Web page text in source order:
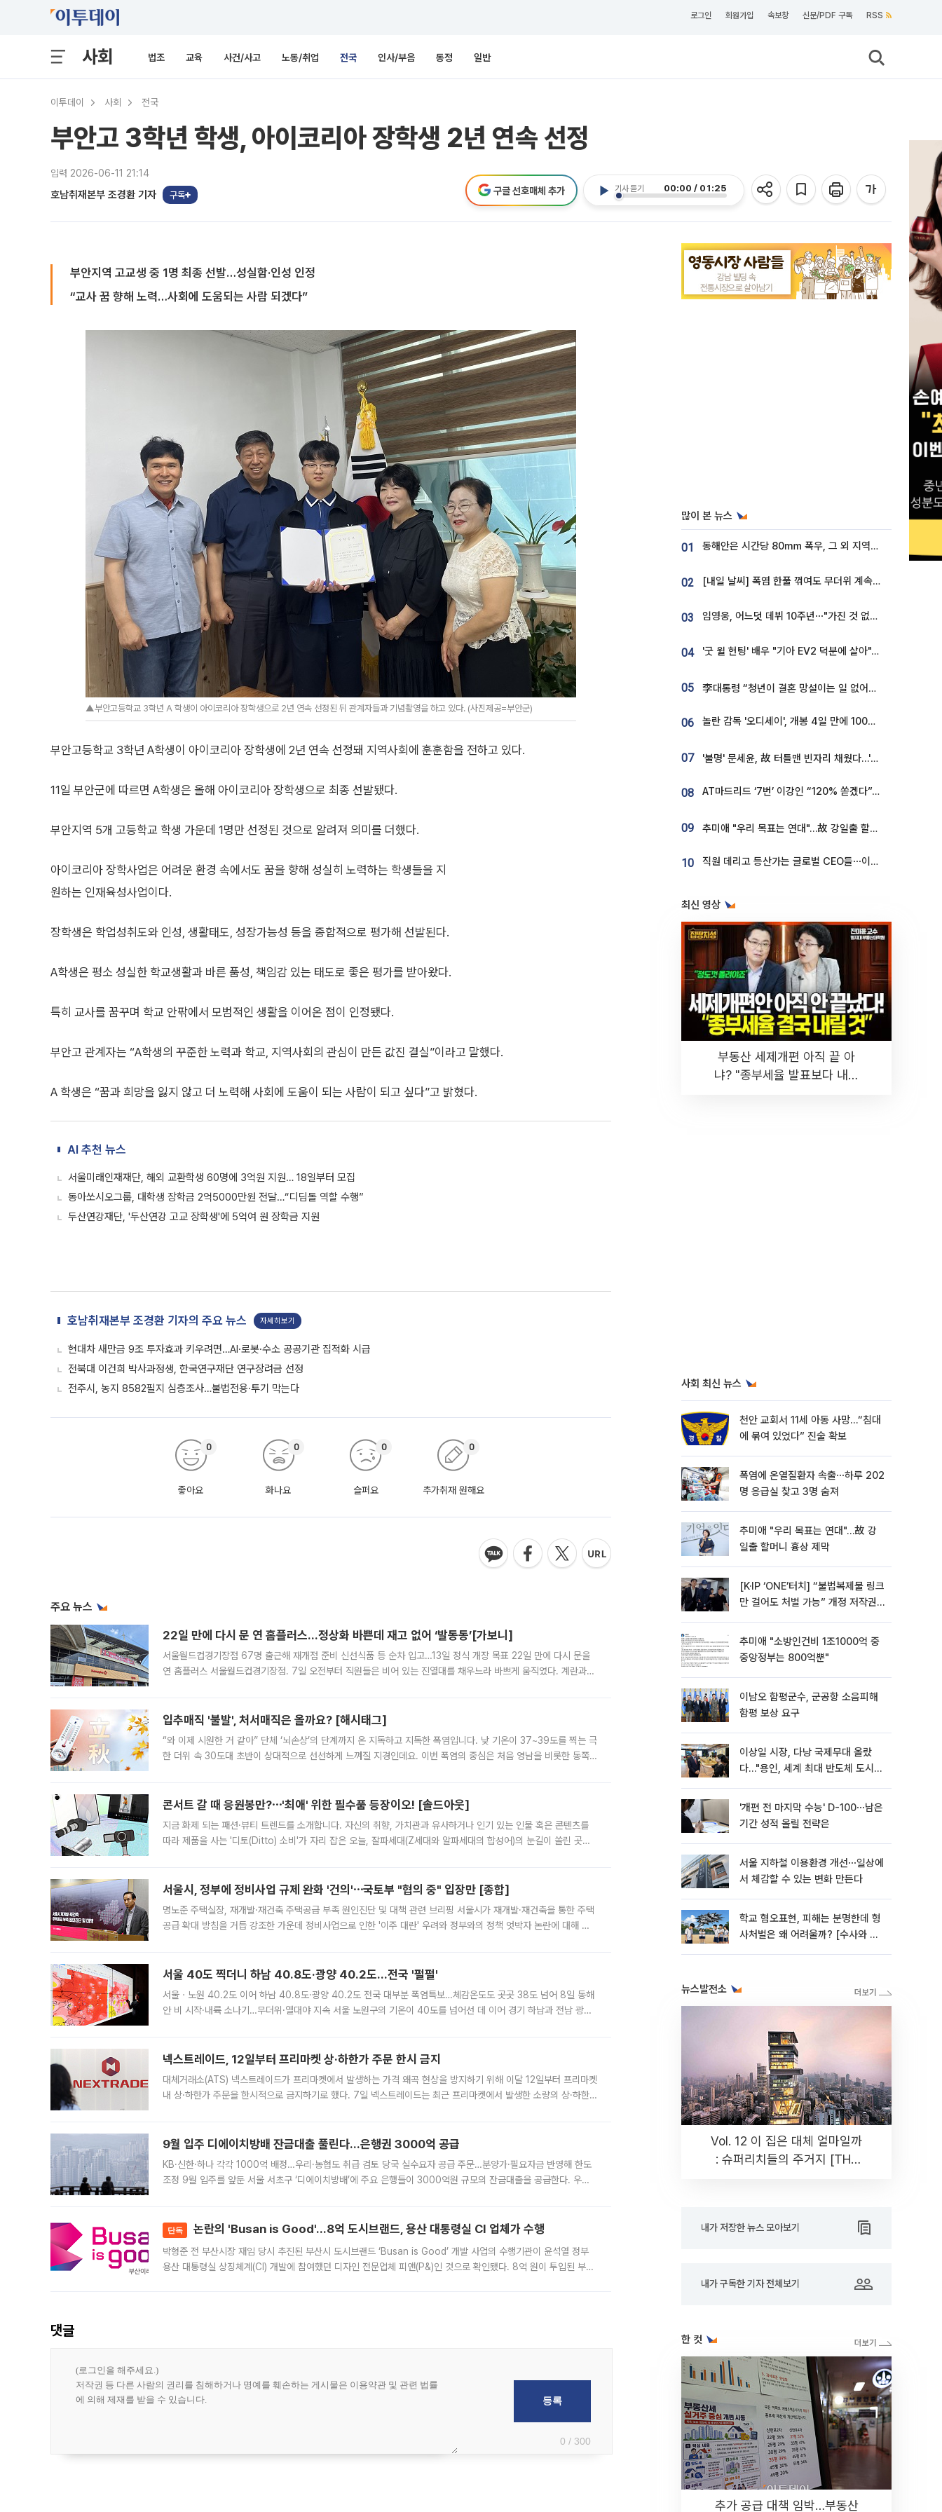
로그인 회원가입 속보창 신문/PDF 구독 RSS
사회 법조 교육 사건/사고 노동/취업 전국 인사/부음 동정 일반
이투데이 사회 전국
부안고 3학년 학생, 아이코리아 장학생 2년 연속 선정
입력 2026-06-11 21:14
호남취재본부 조경환 기자 구독
기사 듣기 00:00 / 01:25
구글 선호매체 추가
부안지역 고교생 중 1명 최종 선발…성실함·인성 인정
“교사 꿈 향해 노력…사회에 도움되는 사람 되겠다”
▲부안고등학교 3학년 A 학생이 아이코리아 장학생으로 2년 연속 선정된 뒤 관계자들과 기념촬영을 하고 있다. (사진제공=부안군)
부안고등학교 3학년 A학생이 아이코리아 장학생에 2년 연속 선정돼 지역사회에 훈훈함을 전하고 있다.
11일 부안군에 따르면 A학생은 올해 아이코리아 장학생으로 최종 선발됐다.
부안지역 5개 고등학교 학생 가운데 1명만 선정된 것으로 알려져 의미를 더했다.
아이코리아 장학사업은 어려운 환경 속에서도 꿈을 향해 성실히 노력하는 학생들을 지
원하는 인재육성사업이다.
장학생은 학업성취도와 인성, 생활태도, 성장가능성 등을 종합적으로 평가해 선발된다.
A학생은 평소 성실한 학교생활과 바른 품성, 책임감 있는 태도로 좋은 평가를 받아왔다.
특히 교사를 꿈꾸며 학교 안팎에서 모범적인 생활을 이어온 점이 인정됐다.
부안고 관계자는 “A학생의 꾸준한 노력과 학교, 지역사회의 관심이 만든 값진 결실”이라고 말했다.
A 학생은 “꿈과 희망을 잃지 않고 더 노력해 사회에 도움이 되는 사람이 되고 싶다”고 밝혔다.
AI 추천 뉴스
서울미래인재재단, 해외 교환학생 60명에 3억원 지원… 18일부터 모집
동아쏘시오그룹, 대학생 장학금 2억5000만원 전달…“디딤돌 역할 수행”
두산연강재단, '두산연강 고교 장학생'에 5억여 원 장학금 지원
호남취재본부 조경환 기자의 주요 뉴스 자세히보기
현대차 새만금 9조 투자효과 키우려면…AI·로봇·수소 공공기관 집적화 시급
전북대 이건희 박사과정생, 한국연구재단 연구장려금 선정
전주시, 농지 8582필지 심층조사…불법전용·투기 막는다
좋아요
0
화나요
0
슬퍼요
0
추가취재 원해요
0
주요 뉴스
22일 만에 다시 문 연 홈플러스…정상화 바쁜데 재고 없어 ‘발동동’[가보니]
서울월드컵경기장점 67명 출근해 재개점 준비 신선식품 등 순차 입고…13일 정식 개장 목표 22일 만에 다시 문을
연 홈플러스 서울월드컵경기장점. 7일 오전부터 직원들은 비어 있는 진열대를 채우느라 바쁘게 움직였다. 계란과
입추매직 '불발', 처서매직은 올까요? [해시태그]
“와 이제 시원한 거 같아” 단체 ‘뇌손상’의 단계까지 온 지독하고 지독한 폭염입니다. 낮 기온이 37~39도를 찍는 극
한 더위 속 30도대 초반이 상대적으로 선선하게 느껴질 지경인데요. 이번 폭염의 중심은 처음 영남을 비롯한 동쪽
콘서트 갈 때 응원봉만?⋯'최애' 위한 필수품 등장이오! [솔드아웃]
지금 화제 되는 패션·뷰티 트렌드를 소개합니다. 자신의 취향, 가치관과 유사하거나 인기 있는 인물 혹은 콘텐츠를
따라 제품을 사는 '디토(Ditto) 소비'가 자리 잡은 오늘, 잘파세대(Z세대와 알파세대의 합성어)의 눈길이 쏠린 곳은
서울시, 정부에 정비사업 규제 완화 '건의'⋯국토부 "협의 중" 입장만 [종합]
명노준 주택실장, 재개발·재건축 주택공급 부족 원인진단 및 대책 관련 브리핑 서울시가 재개발·재건축을 통한 주택
공급 확대 방침을 거듭 강조한 가운데 정비사업으로 인한 '이주 대란' 우려와 정부와의 정책 엇박자 논란에 대해 정
서울 40도 찍더니 하남 40.8도·광양 40.2도…전국 '펄펄'
서울ㆍ노원 40.2도 이어 하남 40.8도·광양 40.2도 전국 대부분 폭염특보…체감온도도 곳곳 38도 넘어 8일 동해
안 비 시작·내륙 소나기…무더위·열대야 지속 서울 노원구의 기온이 40도를 넘어선 데 이어 경기 하남과 전남 광양
넥스트레이드, 12일부터 프리마켓 상·하한가 주문 한시 금지
대체거래소(ATS) 넥스트레이드가 프리마켓에서 발생하는 가격 왜곡 현상을 방지하기 위해 이달 12일부터 프리마켓
내 상·하한가 주문을 한시적으로 금지하기로 했다. 7일 넥스트레이드는 최근 프리마켓에서 발생한 소량의 상·하한
9월 입주 디에이치방배 잔금대출 풀린다…은행권 3000억 공급
KB·신한·하나 각각 1000억 배정…우리·농협도 취급 검토 당국 실수요자 공급 주문…분양가·필요자금 반영해 한도
조정 9월 입주를 앞둔 서울 서초구 ‘디에이치방배’에 주요 은행들이 3000억원 규모의 잔금대출을 공급한다. 우리
단독 논란의 'Busan is Good'…8억 도시브랜드, 용산 대통령실 CI 업체가 수행
박형준 전 부산시장 재임 당시 추진된 부산시 도시브랜드 ‘Busan is Good’ 개발 사업의 수행기관이 윤석열 정부
용산 대통령실 상징체계(CI) 개발에 참여했던 디자인 전문업체 피앤(P&)인 것으로 확인됐다. 8억 원이 투입된 부산
댓글
0 / 300
많이 본 뉴스
01 동해안은 시간당 80㎜ 폭우, 그 외 지역은 폭염…‘극과 극 날씨’
02 [내일 날씨] 폭염 한풀 꺾여도 무더위 계속⋯동해안 이틀 연속 비
03 임영웅, 어느덧 데뷔 10주년⋯"가진 것 없던 시절, 내 앞엔 20명의 팬뿐"
04 '굿 윌 헌팅' 배우 "기아 EV2 덕분에 살아"…교통사고 후 안전성 극찬
05 李대통령 “청년이 결혼 망설이는 일 없어야...제도상 불이익 조사”
06 놀란 감독 '오디세이', 개봉 4일 만에 100만 돌파⋯'왕사남' 보다 빠르다
07 '불명' 문세윤, 故 터틀맨 빈자리 채웠다…'거북이' 눈물의 최종 우승
08 AT마드리드 ‘7번’ 이강인 “120% 쏟겠다”⋯시메오네 감독 “필요한 선수”
09 추미애 "우리 목표는 연대"…故 강일출 할머니 흉상 제막
10 직원 데리고 등산가는 글로벌 CEO들⋯이유 있었네
최신 영상
부동산 세제개편 아직 끝 아
냐? "종부세율 발표보다 내릴
사회 최신 뉴스
천안 교회서 11세 아동 사망…“침대
에 묶여 있었다” 진술 확보
폭염에 온열질환자 속출⋯하루 202
명 응급실 찾고 3명 숨져
추미애 "우리 목표는 연대"…故 강
일출 할머니 흉상 제막
[K·IP ‘ONE’터치] “불법복제물 링크
만 걸어도 처벌 가능” 개정 저작권
추미애 "소방인건비 1조1000억 중
중앙정부는 800억뿐"
이남오 함평군수, 군공항 소음피해
함평 보상 요구
이상일 시장, 다낭 국제무대 올랐
다…"용인, 세계 최대 반도체 도시
'개편 전 마지막 수능' D-100⋯남은
기간 성적 올릴 전략은
서울 지하철 이용환경 개선⋯일상에
서 체감할 수 있는 변화 만든다
학교 혐오표현, 피해는 분명한데 형
사처벌은 왜 어려울까? [수사와 재
뉴스발전소
Vol. 12 이 집은 대체 얼마일까
: 슈퍼리치들의 주거지 [THE
내가 저장한 뉴스 모아보기
내가 구독한 기자 전체보기
한 컷
추가 공급 대책 임박…부동산